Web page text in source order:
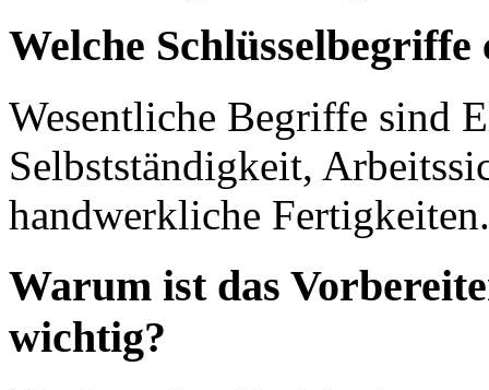
Welche
Wesentliche Begriffe sind
Selbstständigkeit,
handwerkliche Fertigkeiten.
Warum ist das
wichtig?